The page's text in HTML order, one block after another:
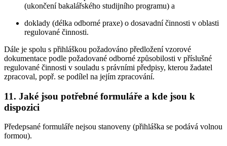
(ukončení bakalářského studijního programu) a
doklady (délka odborné praxe) o dosavadní činnosti v oblasti
regulované činnosti.
Dále je spolu s přihláškou požadováno předložení vzorové
dokumentace podle požadované odborné způsobilosti v příslušné
regulované činnosti v souladu s právními předpisy, kterou žadatel
zpracoval, popř. se podílel na jejím zpracování.
11. Jaké jsou potřebné formuláře a kde jsou k
dispozici
Předepsané formuláře nejsou stanoveny (přihláška se podává volnou
formou).